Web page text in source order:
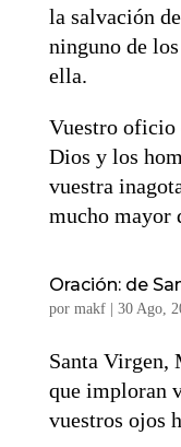
la salvación
ninguno de
ella.
Vuestro oficio
Dios y los
vuestra
mucho mayor
Oración: de
por makf| 30 Ago,
Santa Virgen,
que imploran
vuestros ojos